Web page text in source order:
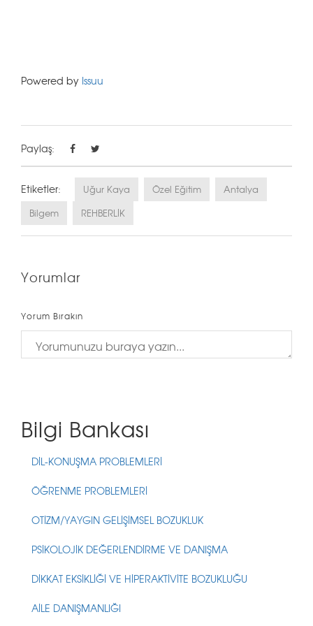
Powered by Issuu
Paylaş:
Etiketler: Uğur Kaya Özel Eğitim
Antalya
Bilgem
REHBERLİK
Yorumlar
Yorum Bırakın
Bilgi Bankası
DİL-KONUŞMA PROBLEMLERİ
ÖĞRENME PROBLEMLERİ
OTİZM/YAYGIN GELİŞİMSEL BOZUKLUK
PSİKOLOJİK DEĞERLENDİRME VE DANIŞMA
DİKKAT EKSİKLİĞİ VE HİPERAKTİVİTE BOZUKLUĞU
AİLE DANIŞMANLIĞI